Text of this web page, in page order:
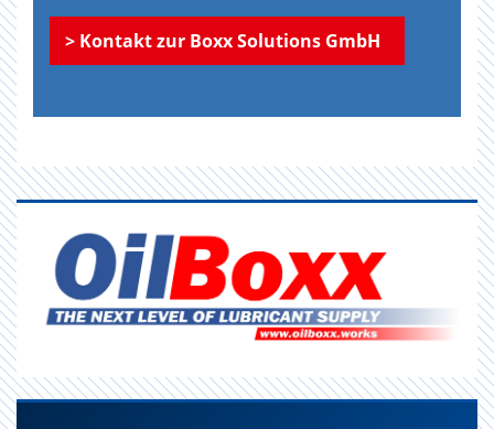
> Kontakt zur Boxx Solutions GmbH